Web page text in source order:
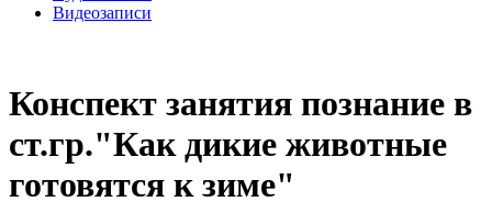
Видеозаписи
Конспект занятия познание в
ст.гр."Как дикие животные
готовятся к зиме"